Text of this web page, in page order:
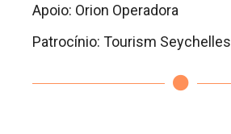
Apoio: Orion Operadora
Patrocínio: Tourism Seychelles